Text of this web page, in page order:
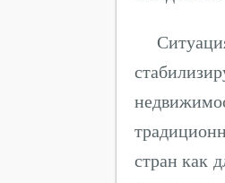
стран как